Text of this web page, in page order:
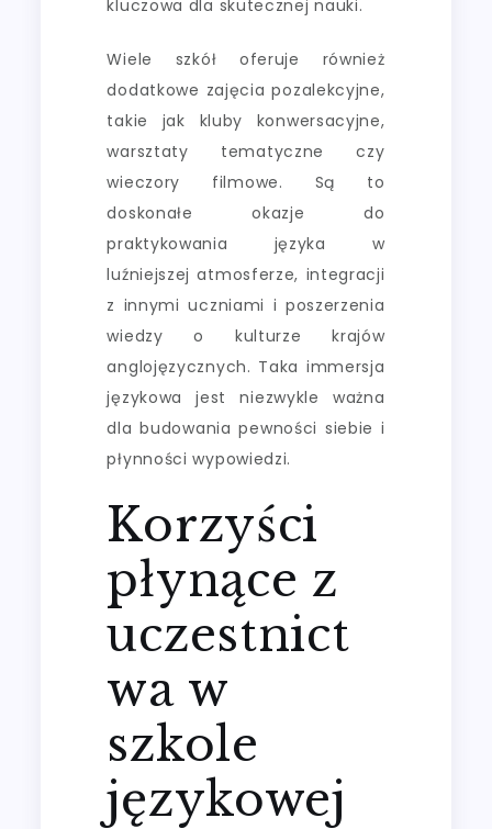
kluczowa dla skutecznej nauki.
Wiele szkół oferuje również
dodatkowe zajęcia pozalekcyjne,
takie jak kluby konwersacyjne,
warsztaty tematyczne czy
wieczory filmowe. Są to
doskonałe okazje do
praktykowania języka w
luźniejszej atmosferze, integracji
z innymi uczniami i poszerzenia
wiedzy o kulturze krajów
anglojęzycznych. Taka immersja
językowa jest niezwykle ważna
dla budowania pewności siebie i
płynności wypowiedzi.
Korzyści
płynące z
uczestnict
wa w
szkole
językowej